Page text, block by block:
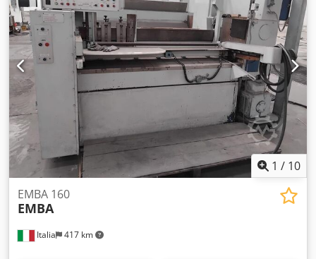
1 / 10
Italia 417 km
EMBA 160
EMBA